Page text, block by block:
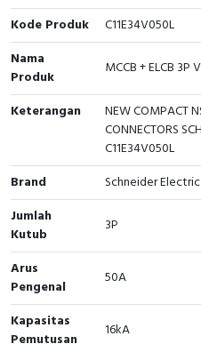
Cable Operated Switch
Signalling Columns
Safety Sensors
Pressure Switch
Ultrasonic & Rotary
Limit Switch
Inductive Sensors
Photoelectric
Panel Box
Kode Produk
C11E34V050L
Nama
Produk
MCCB + ELCB 3P
Keterangan
NEW COMPACT
CONNECTORS
C11E34V050L
Brand
Schneider Electric
Jumlah
Kutub
3P
Arus
Pengenal
50A
Kapasitas
Pemutusan
16kA